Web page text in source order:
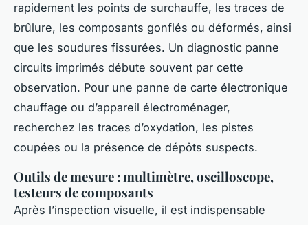
rapidement les points de surchauffe, les traces de
brûlure, les composants gonflés ou déformés, ainsi
que les soudures fissurées. Un diagnostic panne
circuits imprimés débute souvent par cette
observation. Pour une panne de carte électronique
chauffage ou d’appareil électroménager,
recherchez les traces d’oxydation, les pistes
coupées ou la présence de dépôts suspects.
Outils de mesure : multimètre, oscilloscope,
testeurs de composants
Après l’inspection visuelle, il est indispensable